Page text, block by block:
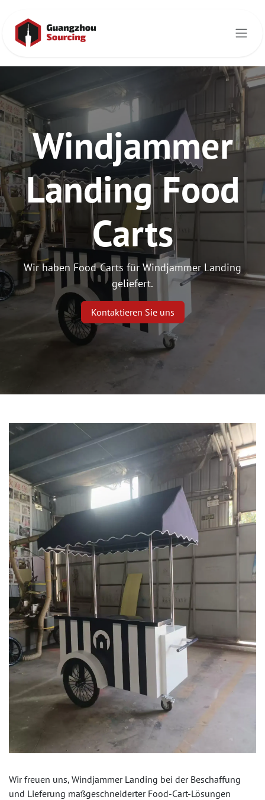
Windjammer
Landing Food
Carts
Wir haben Food-Carts für Windjammer Landing
geliefert.
Kontaktieren Sie uns
Wir freuen uns, Windjammer Landing bei der Beschaffung
und Lieferung maßgeschneiderter Food-Cart-Lösungen